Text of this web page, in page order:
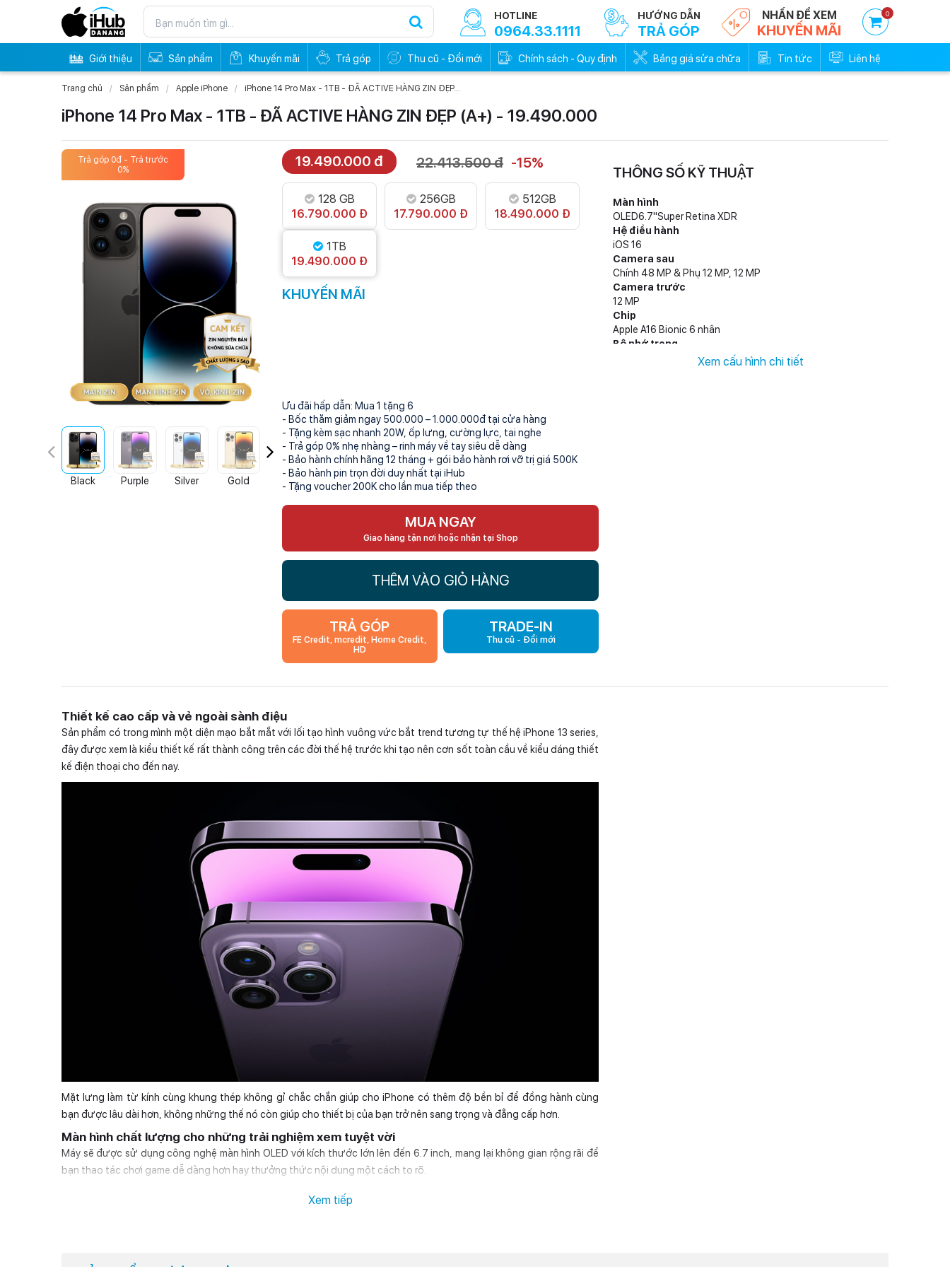
0
NHẤN ĐỂ XEM
KHUYẾN MÃI
HƯỚNG DẪN
TRẢ GÓP
HOTLINE
0964.33.1111
Giới thiệu Sản phẩm Khuyến mãi Trả góp Thu cũ - Đổi mới Chính sách - Quy định Bảng giá sửa chữa Tin tức Liên hệ
Trang chủ Sản phẩm Apple iPhone iPhone 14 Pro Max - 1TB - ĐÃ ACTIVE HÀNG ZIN ĐẸP...
iPhone 14 Pro Max - 1TB - ĐÃ ACTIVE HÀNG ZIN ĐẸP (A+) - 19.490.000
Trả góp 0đ - Trả trước
0%
Trả góp 0đ - Trả trước
0%
Trả góp 0đ - Trả trước
0%
0%
Black Purple Silver Gold
19.490.000 đ 22.413.500 đ -15%
128 GB
16.790.000 Đ
256GB
17.790.000 Đ
512GB
18.490.000 Đ
1TB
19.490.000 Đ
KHUYẾN MÃI
Ưu đãi hấp dẫn: Mua 1 tặng 6
- Bốc thăm giảm ngay 500.000 – 1.000.000đ tại cửa hàng
- Tặng kèm sạc nhanh 20W, ốp lưng, cường lực, tai nghe
- Trả góp 0% nhẹ nhàng – rinh máy về tay siêu dễ dàng
- Bảo hành chính hãng 12 tháng + gói bảo hành rơi vỡ trị giá 500K
- Bảo hành pin trọn đời duy nhất tại iHub
- Tặng voucher 200K cho lần mua tiếp theo
MUA NGAY
Giao hàng tận nơi hoặc nhận tại Shop
THÊM VÀO GIỎ HÀNG
TRẢ GÓP
FE Credit, mcredit, Home Credit,
HD
TRADE-IN
Thu cũ - Đổi mới
THÔNG SỐ KỸ THUẬT
Màn hình
OLED6.7"Super Retina XDR
Hệ điều hành
iOS 16
Camera sau
Chính 48 MP & Phụ 12 MP, 12 MP
Camera trước
12 MP
Chip
Apple A16 Bionic 6 nhân
Bộ nhớ trong
128 GB, 256 GB, 512 GB, 1 TBXem cấu hình chi tiết
Thiết kế cao cấp và vẻ ngoài sành điệu
Sản phẩm có trong mình một diện mạo bắt mắt với lối tạo hình vuông vức bắt trend tương tự thế hệ iPhone 13 series,
đây được xem là kiểu thiết kế rất thành công trên các đời thế hệ trước khi tạo nên cơn sốt toàn cầu về kiểu dáng thiết
kế điện thoại cho đến nay.
Mặt lưng làm từ kính cùng khung thép không gỉ chắc chắn giúp cho iPhone có thêm độ bền bỉ để đồng hành cùng
bạn được lâu dài hơn, không những thế nó còn giúp cho thiết bị của bạn trở nên sang trọng và đẳng cấp hơn.
Màn hình chất lượng cho những trải nghiệm xem tuyệt vời
Máy sẽ được sử dụng công nghệ màn hình OLED với kích thước lớn lên đến 6.7 inch, mang lại không gian rộng rãi để
bạn thao tác chơi game dễ dàng hơn hay thưởng thức nội dung một cách to rõ.
Xem tiếp